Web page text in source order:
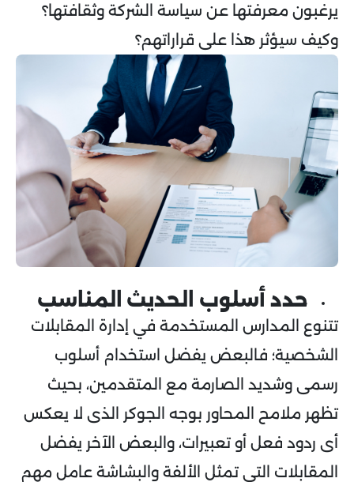
يرغبون معرفتها عن سياسة الشركة وثقافتها؟
وكيف سيؤثر هذا على قراراتهم؟
حدد أسلوب الحديث المناسب
تتنوع المدارس المستخدمة في إدارة المقابلات
الشخصية؛ فالبعض يفضل استخدام أسلوب
رسمى وشديد الصارمة مع المتقدمين، بحيث
تظهر ملامح المحاور بوجه الجوكر الذى لا يعكس
أى ردود فعل أو تعبيرات، والبعض الآخر يفضل
المقابلات التي تمثل الألفة والبشاشة عامل مهم